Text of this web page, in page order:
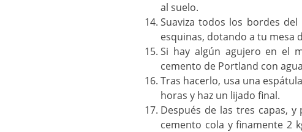
al suelo.
Suaviza todos los bordes
esquinas, dotando a tu mesa
Si hay algún agujero en el
cemento de Portland con
Tras hacerlo, usa una
horas y haz un lijado final.
Después de las tres capas,
cemento cola y finamente 2